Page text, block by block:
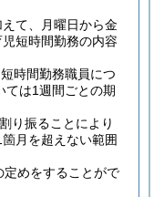
て、月曜日から金
短時間勤務の内容
時間勤務職員につ
ては1週間ごとの期
り振ることにより
月を超えない範囲
めをすることがで